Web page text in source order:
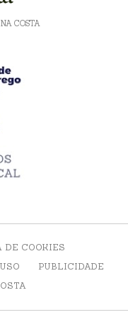
COSTA
DE COOKIES
PUBLICIDADE